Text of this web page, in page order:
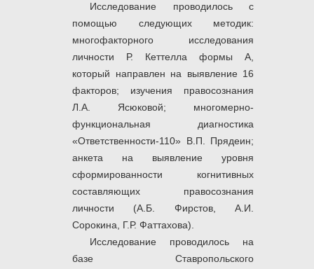
Исследование проводилось с
помощью следующих методик:
многофакторного исследования
личности Р. Кеттелла формы А,
который направлен на выявление 16
факторов; изучения правосознания
Л.А. Ясюковой; многомерно-
функциональная диагностика
«Ответственности-110» В.П. Прядеин;
анкета на выявление уровня
сформированности когнитивных
составляющих правосознания
личности (А.Б. Фирстов, А.И.
Сорокина, Г.Р. Фаттахова).
Исследование проводилось на
базе Ставропольского